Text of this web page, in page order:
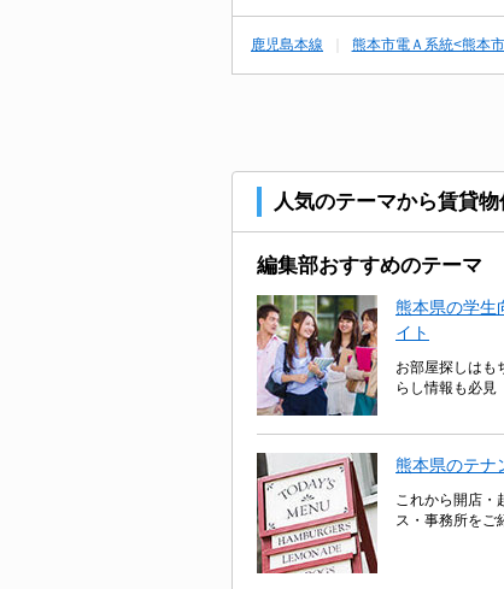
鹿児島本線 熊本市電Ａ系統<熊本
人気のテーマから賃貸
編集部おすすめのテーマ
熊本県の学生
イト
お部屋探しはも
らし情報も必見
熊本県のテナ
これから開店・
ス・事務所をご